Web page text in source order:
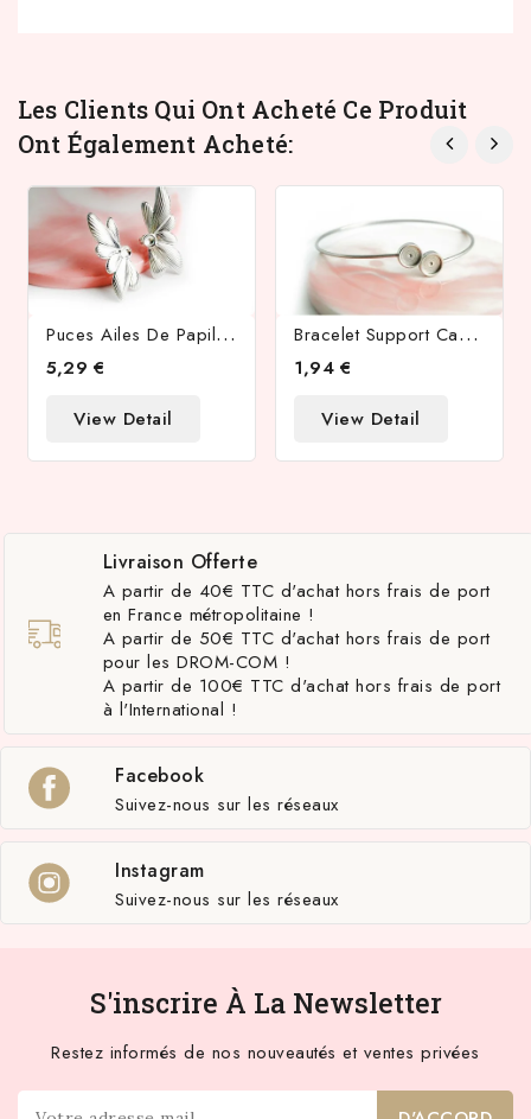
Les Clients Qui Ont Acheté Ce Produit
Ont Également Acheté:
P
Uces Ailes De Papillons En Acier Inoxydable 304 Argent
5,29 €
View Detail
B
Racelet Support Cabochon 8mm En Acier Inoxydable Couleur Argent
1,94 €
View Detail
Livraison Offerte
A partir de 40€ TTC d'achat hors frais de port
en France métropolitaine !
A partir de 50€ TTC d'achat hors frais de port
pour les DROM-COM !
A partir de 100€ TTC d'achat hors frais de port
à l'International !
Facebook
Suivez-nous sur les réseaux
Instagram
Suivez-nous sur les réseaux
S'inscrire À La Newsletter
Restez informés de nos nouveautés et ventes privées